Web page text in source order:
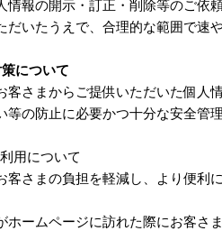
情報の開示・訂正・削除等のご
だいたうえで、合理的な範囲で速
について
客さまからご提供いただいた個
等の防止に必要かつ十分な安全管
用について
客さまの負担を軽減し、より便
ホームページに訪れた際にお客